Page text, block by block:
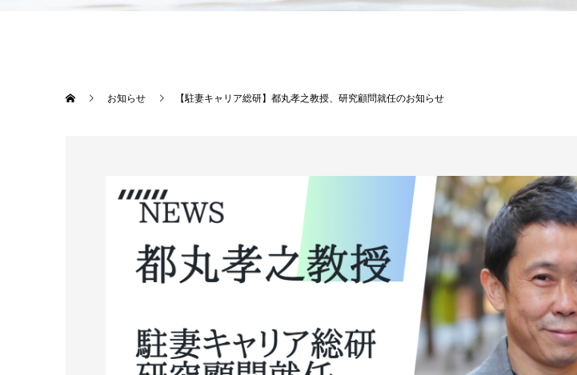
お知らせ 【駐妻キャリア総研】都丸孝之教授、研究顧問就任のお知らせ